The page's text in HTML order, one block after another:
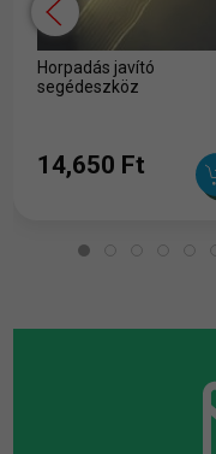
Horpadás javító
segédeszköz
14,650 Ft